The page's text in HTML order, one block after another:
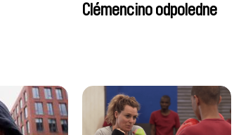
Clémencino odpoledne